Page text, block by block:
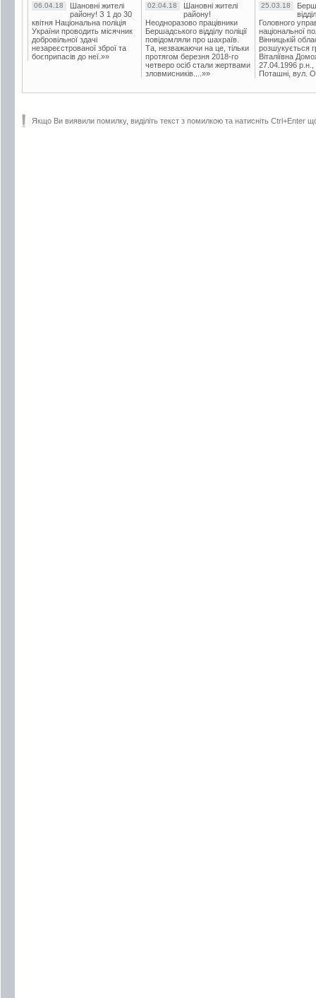
06.04.18
Шановні жителі
району! З 1 до 30
квітня Національна поліція
України проводить місячник
добровільної здачі
незареєстрованої зброї та
боєприпасів до неї.»»
02.04.18
Шановні жителі
району!
Неодноразово працівники
Бершадського відділу поліції
повідомляли про шахраїв.
Та, незважаючи на це, тільки
протягом березня 2018-го
четверо осіб стали жертвами
зловмисників....»»
25.03.18
Головного
національної
Вінницькій
розшукується
Віталіївна
27.04.1996 р.н.,
Поташні, вул.
Якщо Ви виявили помилку, виділіть текст з помилкою та натисніть Ctrl+Enter